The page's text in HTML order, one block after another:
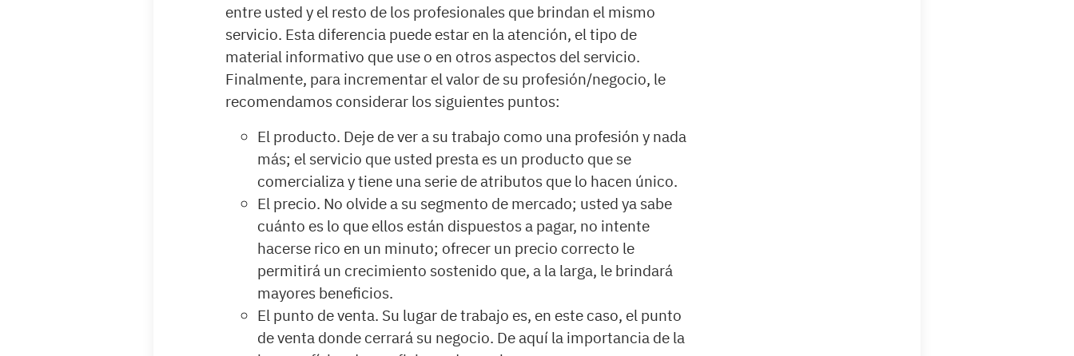
entre usted y el resto de los profesionales que brindan el mismo
servicio. Esta diferencia puede estar en la atención, el tipo de
material informativo que use o en otros aspectos del servicio.
Finalmente, para incrementar el valor de su profesión/negocio, le
recomendamos considerar los siguientes puntos:
El producto. Deje de ver a su trabajo como una profesión y nada
más; el servicio que usted presta es un producto que se
comercializa y tiene una serie de atributos que lo hacen único.
El precio. No olvide a su segmento de mercado; usted ya sabe
cuánto es lo que ellos están dispuestos a pagar, no intente
hacerse rico en un minuto; ofrecer un precio correcto le
permitirá un crecimiento sostenido que, a la larga, le brindará
mayores beneficios.
El punto de venta. Su lugar de trabajo es, en este caso, el punto
de venta donde cerrará su negocio. De aquí la importancia de la